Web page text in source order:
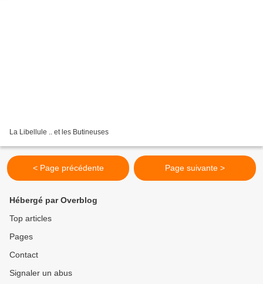
La Libellule .. et les Butineuses
< Page précédente Page suivante >
Hébergé par Overblog
Top articles
Pages
Contact
Signaler un abus